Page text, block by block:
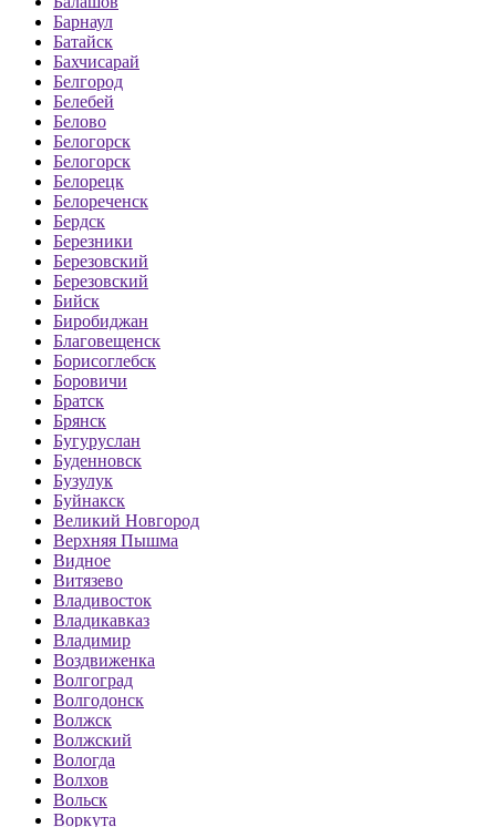
Барнаул
Батайск
Бахчисарай
Белгород
Белебей
Белово
Белогорск
Белогорск
Белорецк
Белореченск
Бердск
Березники
Березовский
Березовский
Бийск
Биробиджан
Благовещенск
Борисоглебск
Боровичи
Братск
Брянск
Бугуруслан
Буденновск
Бузулук
Буйнакск
Великий Новгород
Верхняя Пышма
Видное
Витязево
Владивосток
Владикавказ
Владимир
Воздвиженка
Волгоград
Волгодонск
Волжск
Волжский
Вологда
Волхов
Вольск
Воркута